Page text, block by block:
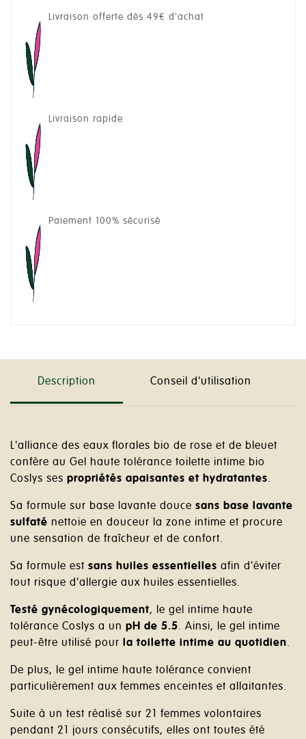
Livraison offerte dès 49€ d'achat
Livraison rapide
Paiement 100% sécurisé
Description Conseil d'utilisation
L'alliance des eaux florales bio de rose et de bleuet
confère au Gel haute tolérance toilette intime bio
Coslys ses propriétés apaisantes et hydratantes.
Sa formule sur base lavante douce sans base lavante
sulfaté nettoie en douceur la zone intime et procure
une sensation de fraîcheur et de confort.
Sa formule est sans huiles essentielles afin d'éviter
tout risque d'allergie aux huiles essentielles.
Testé gynécologiquement, le gel intime haute
tolérance Coslys a un pH de 5.5. Ainsi, le gel intime
peut-être utilisé pour la toilette intime au quotidien.
De plus, le gel intime haute tolérance convient
particulièrement aux femmes enceintes et allaitantes.
Suite à un test réalisé sur 21 femmes volontaires
pendant 21 jours consécutifs, elles ont toutes été